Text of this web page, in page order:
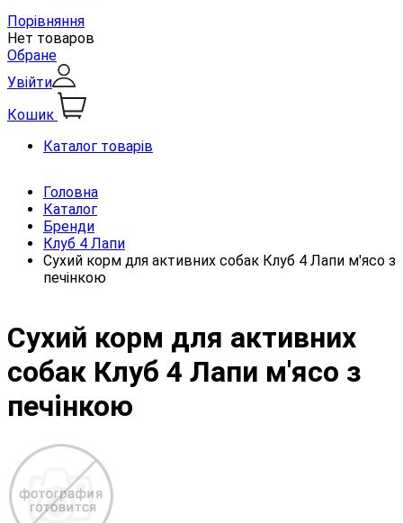
Порівняння
Нет товаров
Обране
Увійти
Кошик
Каталог товарів
Головна
Каталог
Бренди
Клуб 4 Лапи
Сухий корм для активних собак Клуб 4 Лапи м'ясо з
печінкою
Сухий корм для активних
собак Клуб 4 Лапи м'ясо з
печінкою